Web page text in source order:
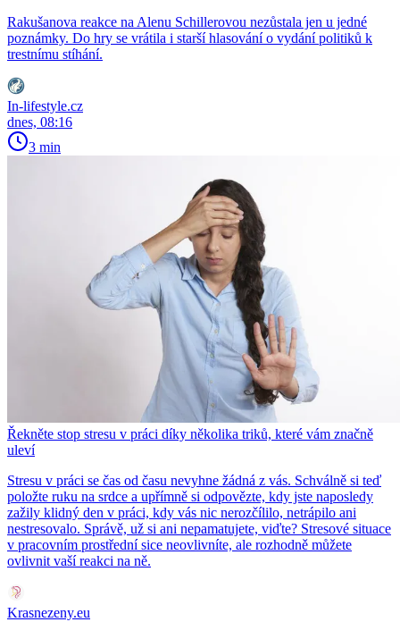
Rakušanova reakce na Alenu Schillerovou nezůstala jen u jedné
poznámky. Do hry se vrátila i starší hlasování o vydání politiků k
trestnímu stíhání.
In-lifestyle.cz
dnes, 08:16
3 min
Řekněte stop stresu v práci díky několika triků, které vám značně
uleví
Stresu v práci se čas od času nevyhne žádná z vás. Schválně si teď
položte ruku na srdce a upřímně si odpovězte, kdy jste naposledy
zažily klidný den v práci, kdy vás nic nerozčílilo, netrápilo ani
nestresovalo. Správě, už si ani nepamatujete, viďte? Stresové situace
v pracovním prostřední sice neovlivníte, ale rozhodně můžete
ovlivnit vaší reakci na ně.
Krasnezeny.eu